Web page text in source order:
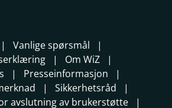
Vanlige spørsmål
Om WiZ
Presseinformasjon
Sikkerhetsråd
avslutning av brukerstøtte